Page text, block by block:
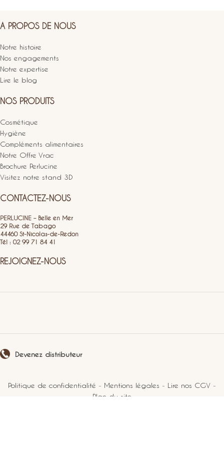
A PROPOS DE NOUS
Notre histoire
Nos engagements
Notre expertise
Lire le blog
NOS PRODUITS
Cosmétique
Hygiène
Compléments alimentaires
Notre Offre Vrac
Brochure Perlucine
Visitez notre stand 3D
CONTACTEZ-NOUS
PERLUCINE – Belle en Mer
29 Rue de Tabago
44460 St-Nicolas-de-Redon
Tél : 02 99 71 84 41
REJOIGNEZ-NOUS
Devenez distributeur
Politique de confidentialité - Mentions légales - Lire nos CGV -
Plan du site